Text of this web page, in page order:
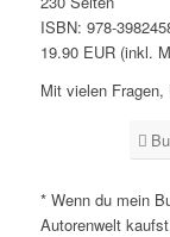
ISBN: 978-
19.90 EUR (inkl.
Mit vielen Fragen,
* Wenn du mein
Autorenwelt